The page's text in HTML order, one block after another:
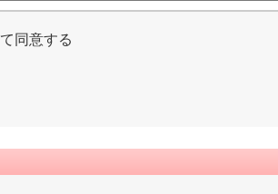
同意する